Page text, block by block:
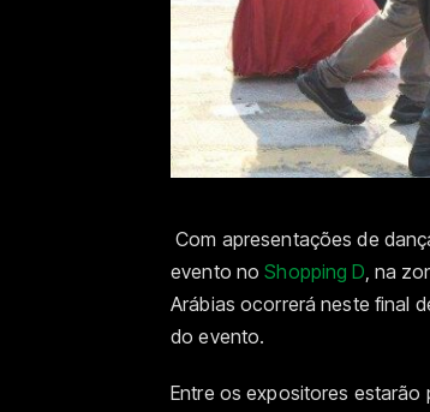
Com apresentações de
evento noShopping D, na
Arábias ocorrerá neste final
do evento.
Entre os expositores estarão